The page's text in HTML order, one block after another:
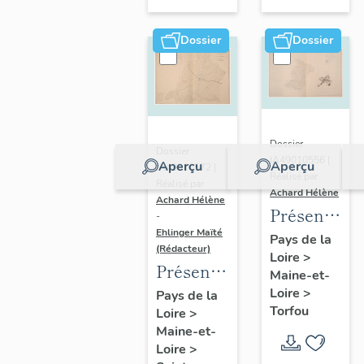
sur-
Moine
Dossier
Aperçu
IA49010572 |
Achard Hélène
-
Ehlinger Maïté
(Rédacteur)
Présentation
du
patrimoine
industriel
Pays de la
Loire >
Maine-et-
Loire >
Dossier
Aperçu
Dossier
IA49010556 |
Réalisé par
Achard Hélène
du
patrimoine
industriel
de la
commune
de
Pays de la
Loire >
Maine-et-
Loire >
Torfou